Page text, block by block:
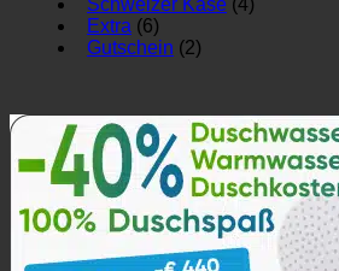
Extra (6)
Gutschein (2)